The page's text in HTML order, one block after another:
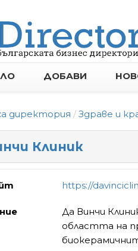
ДОБАВИ
директория Здраве и
Клиник
https://
Да Винчи
областта на